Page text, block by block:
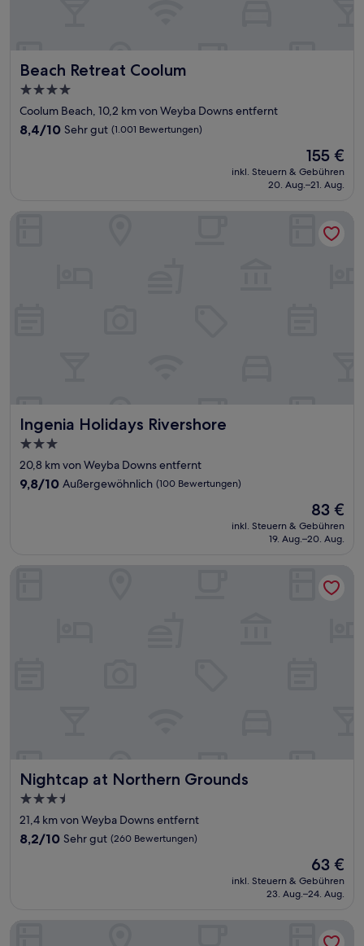
Beach Retreat Coolum
Beach Retreat Coolum
4.0-
Sterne-
Unterkunft
Coolum Beach, 10,2 km von Weyba Downs entfernt
8.4
Bewertungen)
8,4/10 Sehr gut (1.001 Bewertungen)
Der
Preis
beträgt
155 €
inkl. Steuern & Gebühren
20. Aug.–21. Aug.
Ingenia Holidays Rivershore
Ingenia Holidays Rivershore
3.0-
Sterne-
Unterkunft
20,8 km von Weyba Downs entfernt
9.8
9,8/10 Außergewöhnlich (100 Bewertungen)
Der
Preis
beträgt
83 €
inkl. Steuern & Gebühren
19. Aug.–20. Aug.
Ingenia Holidays Rivershore
Nightcap at Northern Grounds
Nightcap at Northern Grounds
3.5-
Sterne-
Unterkunft
21,4 km von Weyba Downs entfernt
8.2
Bewertungen)
8,2/10 Sehr gut (260 Bewertungen)
Der
Preis
beträgt
63 €
inkl. Steuern & Gebühren
23. Aug.–24. Aug.
Peppers Noosa Resort and Villas